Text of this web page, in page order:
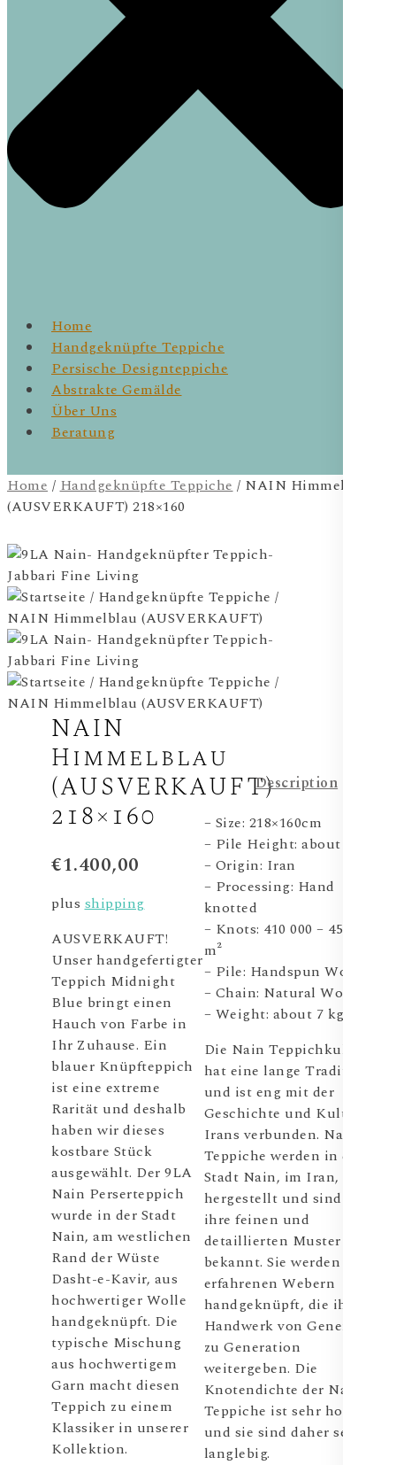
Home
Handgeknüpfte Teppiche
Persische Designteppiche
Abstrakte Gemälde
Über Uns
Beratung
Home /Handgeknüpfte Teppiche/ NAIN Himmelblau
(AUSVERKAUFT) 218×160
NAIN
Himmelblau
(AUSVERKAUFT)
218×160
€1.400,00
plusshipping
AUSVERKAUFT!
Unser handgefertigter
Teppich Midnight
Blue bringt einen
Hauch von Farbe in
Ihr Zuhause. Ein
blauer Knüpfteppich
ist eine extreme
Rarität und deshalb
haben wir dieses
kostbare Stück
ausgewählt. Der 9LA
Nain Perserteppich
wurde in der Stadt
Nain, am westlichen
Rand der Wüste
Dasht-e-Kavir, aus
hochwertiger Wolle
handgeknüpft. Die
typische Mischung
aus hochwertigem
Garn macht diesen
Teppich zu einem
Klassiker in unserer
Kollektion.
Description
– Size: 218×160cm
– Pile Height: about 8 mm
– Origin: Iran
– Processing: Hand
knotted
– Knots: 410 000 – 450 000 /
m²
– Pile: Handspun Wool
– Chain: Natural Wool
– Weight: about 7 kg
Die Nain Teppichkultur
hat eine lange Tradition
und ist eng mit der
Geschichte und Kultur
Irans verbunden. Nain
Teppiche werden in der
Stadt Nain, im Iran,
hergestellt und sind für
ihre feinen und
detaillierten Muster
bekannt. Sie werden von
erfahrenen Webern
handgeknüpft, die ihr
Handwerk von Generation
zu Generation
weitergeben. Die
Knotendichte der Nain
Teppiche ist sehr hoch
und sie sind daher sehr
langlebig.